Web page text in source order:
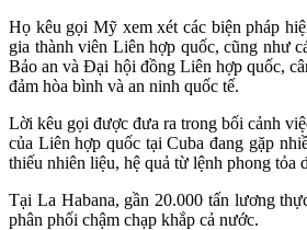
Họ kêu gọi Mỹ xem xét các biện pháp
gia thành viên Liên hợp quốc, cũng như
Bảo an và Đại hội đồng Liên hợp quốc,
đảm hòa bình và an ninh quốc tế.
Lời kêu gọi được đưa ra trong bối cảnh
của Liên hợp quốc tại Cuba đang gặp
thiếu nhiên liệu, hệ quả từ lệnh phong tỏa
Tại La Habana, gần 20.000 tấn lương
phân phối chậm chạp khắp cả nước.